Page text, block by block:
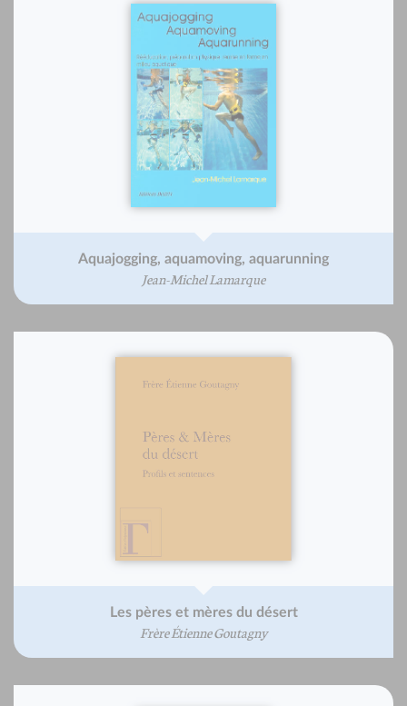
Aquajogging, aquamoving, aquarunning
Jean-Michel Lamarque
Les pères et mères du désert
Frère Étienne Goutagny